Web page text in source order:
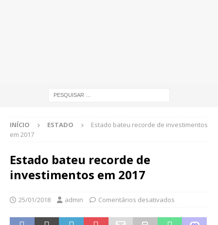
INÍCIO ESTADO
Estado bateu recorde de investimentos
em 2017
Estado bateu recorde de
investimentos em 2017
25/01/2018 admin Comentários desativados